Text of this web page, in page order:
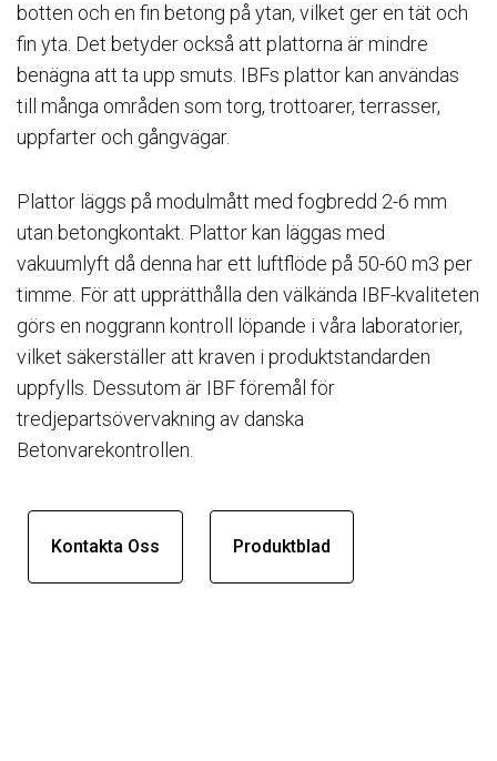
botten och en fin betong på ytan, vilket ger en tät och
fin yta. Det betyder också att plattorna är mindre
benägna att ta upp smuts. IBFs plattor kan användas
till många områden som torg, trottoarer, terrasser,
uppfarter och gångvägar.
Plattor läggs på modulmått med fogbredd 2-6 mm
utan betongkontakt. Plattor kan läggas med
vakuumlyft då denna har ett luftflöde på 50-60 m3 per
timme. För att upprätthålla den välkända IBF-kvaliteten
görs en noggrann kontroll löpande i våra laboratorier,
vilket säkerställer att kraven i produktstandarden
uppfylls. Dessutom är IBF föremål för
tredjepartsövervakning av danska
Betonvarekontrollen.
Kontakta Oss Produktblad